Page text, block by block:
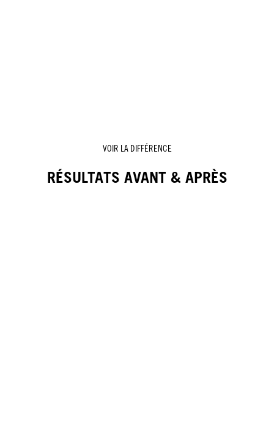
VOIR LA DIFFÉRENCE
RÉSULTATS AVANT & APRÈS